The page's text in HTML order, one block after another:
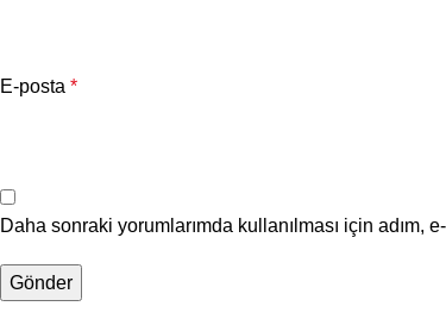
E-posta *
Daha sonraki yorumlarımda kullanılması için adım,